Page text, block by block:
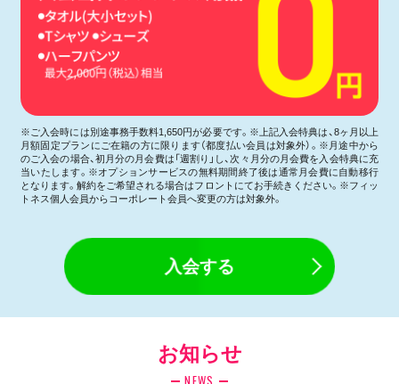
※ご入会時には別途事務手数料1,650円が必要です。※上記入会特典は、8ヶ月以上
月額固定プランにご在籍の方に限ります（都度払い会員は対象外）。※月途中から
のご入会の場合、初月分の月会費は「週割り」し、次々月分の月会費を入会特典に充
当いたします。※オプションサービスの無料期間終了後は通常月会費に自動移行
となります。解約をご希望される場合はフロントにてお手続きください。※フィッ
トネス個人会員からコーポレート会員へ変更の方は対象外。
入会する
お知らせ
NEWS